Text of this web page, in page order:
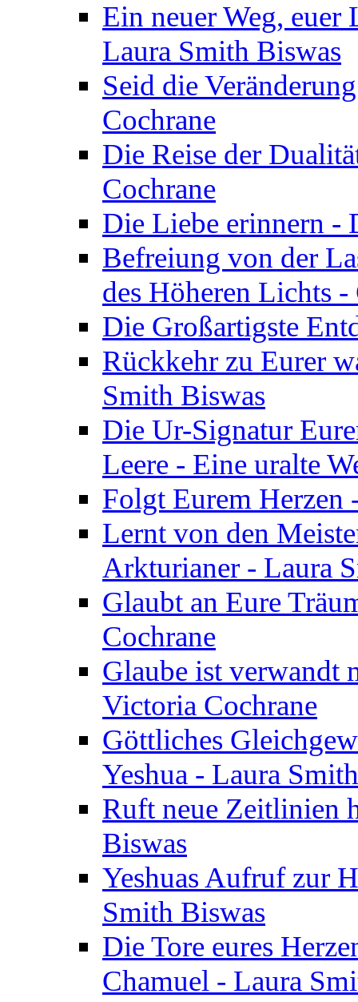
Ein neuer Weg, euer
Laura Smith Biswas
Seid die
Cochrane
Die Reise der
Cochrane
Die Liebe erinnern -
Befreiung von der
des Höheren Lichts
Die Großartigste
Rückkehr zu Eurer
Smith Biswas
Die Ur-Signatur
Leere - Eine uralte
Folgt Eurem
Lernt von den
Arkturianer - Laura
Glaubt an Eure
Cochrane
Glaube ist verwandt
Victoria Cochrane
Göttliches
Yeshua - Laura
Ruft neue Zeitlinien
Biswas
Yeshuas Aufruf zur
Smith Biswas
Die Tore eures
Chamuel - Laura